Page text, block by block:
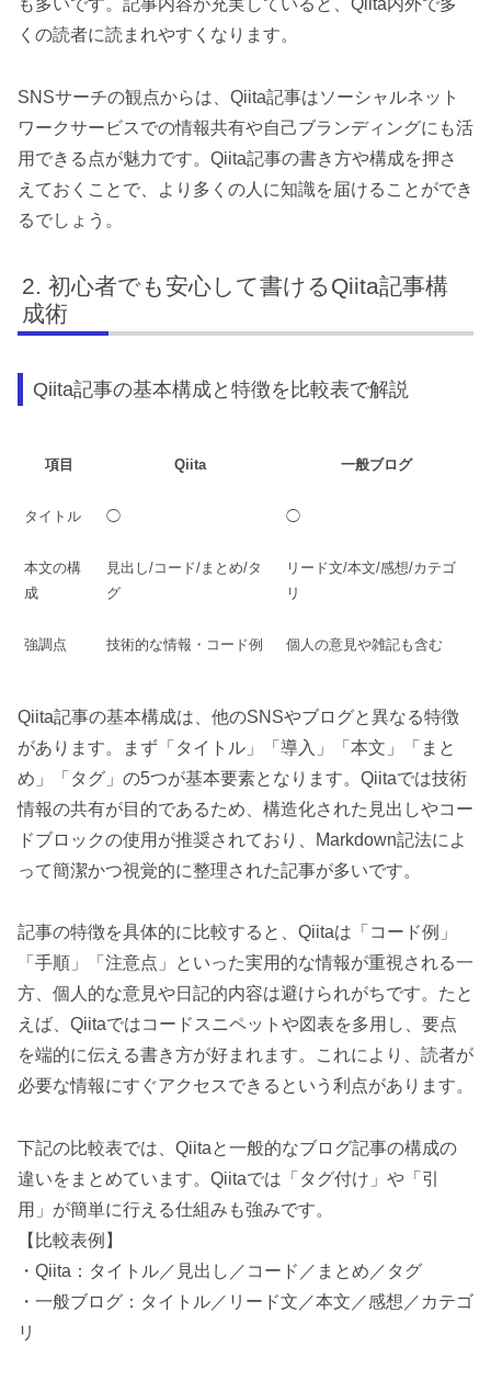
も多いです。記事内容が充実していると、Qiita内外で多
くの読者に読まれやすくなります。
SNSサーチの観点からは、Qiita記事はソーシャルネット
ワークサービスでの情報共有や自己ブランディングにも活
用できる点が魅力です。Qiita記事の書き方や構成を押さ
えておくことで、より多くの人に知識を届けることができ
るでしょう。
初心者でも安心して書けるQiita記事構
成術
Qiita記事の基本構成と特徴を比較表で解説
項目 Qiita 一般ブログ
タイトル ◯ ◯
本文の構
成
見出し/コード/まとめ/タ
グ
リード文/本文/感想/カテゴ
リ
強調点 技術的な情報・コード例 個人の意見や雑記も含む
Qiita記事の基本構成は、他のSNSやブログと異なる特徴
があります。まず「タイトル」「導入」「本文」「まと
め」「タグ」の5つが基本要素となります。Qiitaでは技術
情報の共有が目的であるため、構造化された見出しやコー
ドブロックの使用が推奨されており、Markdown記法によ
って簡潔かつ視覚的に整理された記事が多いです。
記事の特徴を具体的に比較すると、Qiitaは「コード例」
「手順」「注意点」といった実用的な情報が重視される一
方、個人的な意見や日記的内容は避けられがちです。たと
えば、Qiitaではコードスニペットや図表を多用し、要点
を端的に伝える書き方が好まれます。これにより、読者が
必要な情報にすぐアクセスできるという利点があります。
下記の比較表では、Qiitaと一般的なブログ記事の構成の
違いをまとめています。Qiitaでは「タグ付け」や「引
用」が簡単に行える仕組みも強みです。
【比較表例】
・Qiita：タイトル／見出し／コード／まとめ／タグ
・一般ブログ：タイトル／リード文／本文／感想／カテゴ
リ